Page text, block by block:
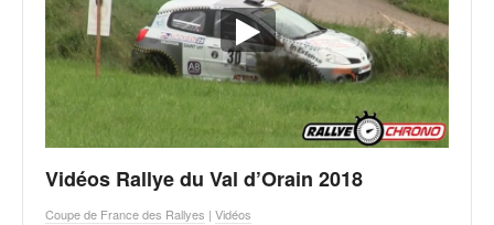
Vidéos Rallye du Val d’Orain 2018
Coupe de France des Rallyes | Vidéos